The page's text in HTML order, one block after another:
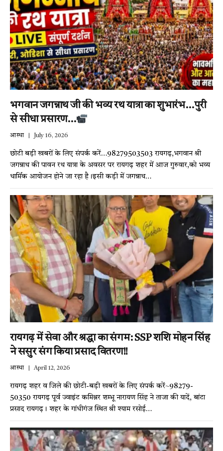
भगवान जगन्नाथ जी की भव्य रथ यात्रा का शुभारंभ…पुरी
से सीधा प्रसारण…
आस्था July 16, 2026
छोटी बड़ी खबरों के लिए संपर्क करें…98279503503 रायगढ़,भगवान श्री
जगन्नाथ की पावन रथ यात्रा के अवसर पर रायगढ़ शहर में आज गुरुवार,को भव्य
धार्मिक आयोजन होने जा रहा है।इसी कड़ी में जगन्नाथ…
रायगढ़ में सेवा और श्रद्धा का संगम: SSP शशि मोहन सिंह
ने ससुर संग किया प्रसाद वितरण!!
आस्था April 12, 2026
रायगढ़ शहर व जिले की छोटी-बड़ी खबरों के लिए संपर्क करें~98279-
50350 रायगढ़ पूर्व ज्वाइंट कमिश्नर शम्भू नारायण सिंह ने ताजा की यादें, बांटा
प्रसाद रायगढ़। शहर के गांधीगंज स्थित श्री श्याम रसोई…